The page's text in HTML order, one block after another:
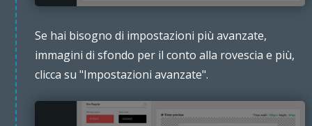
Se hai bisogno di impostazioni più avanzate,
immagini di sfondo per il conto alla rovescia e più,
clicca su "Impostazioni avanzate".